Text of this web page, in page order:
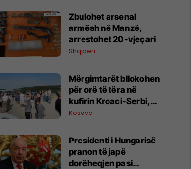
Zbulohet arsenal
armësh në Manzë,
arrestohet 20-vjeçari
Shqipëri
Mërgimtarët bllokohen
për orë të tëra në
kufirin Kroaci-Serbi,
autobusët ende në
Kosovë
Presidenti i Hungarisë
pranon të japë
dorëheqjen pasi